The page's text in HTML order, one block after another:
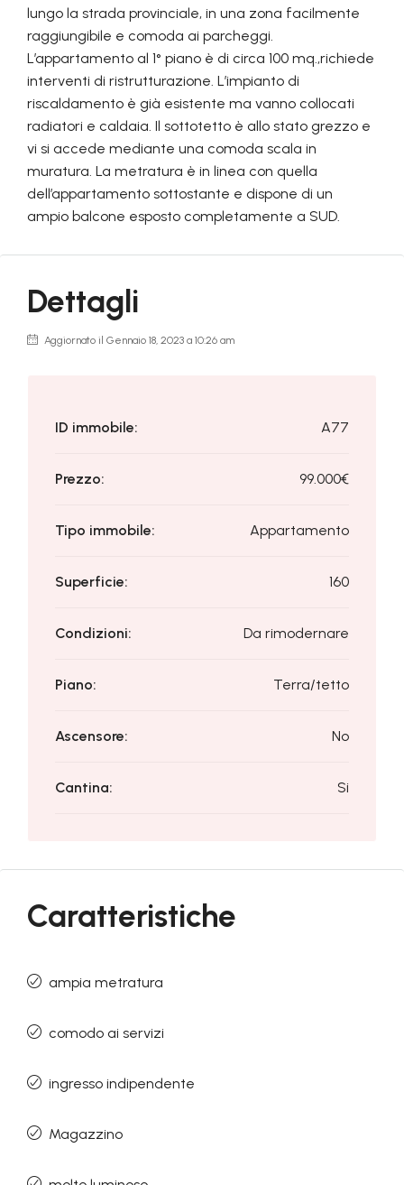
lungo la strada provinciale, in una zona facilmente
raggiungibile e comoda ai parcheggi.
L’appartamento al 1° piano è di circa 100 mq.,richiede
interventi di ristrutturazione. L’impianto di
riscaldamento è già esistente ma vanno collocati
radiatori e caldaia. Il sottotetto è allo stato grezzo e
vi si accede mediante una comoda scala in
muratura. La metratura è in linea con quella
dell’appartamento sottostante e dispone di un
ampio balcone esposto completamente a SUD.
Dettagli
Aggiornato il Gennaio 18, 2023 a 10:26 am
ID immobile: A77
Prezzo: 99.000€
Tipo immobile: Appartamento
Superficie: 160
Condizioni: Da rimodernare
Piano: Terra/tetto
Ascensore: No
Cantina: Si
Caratteristiche
ampia metratura
comodo ai servizi
ingresso indipendente
Magazzino